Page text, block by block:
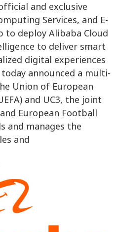
and exclusive
Services, and E-
to deploy Alibaba Cloud
to deliver smart
digital experiences
announced a multi-
Union of European
and UC3, the joint
European Football
and manages the
and